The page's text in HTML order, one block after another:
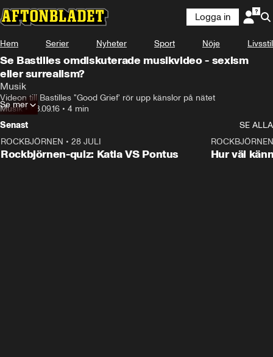
Logga in
Hem Serier Nyheter Sport Nöje Livsstil
Se Bastilles omdiskuterade musikvideo - sexism
eller surrealism?
Musik
Videon till Bastilles "Good Grief' rör upp känslor på nätet
Musik• 03.09.16 • 4 min
Se mer
Senast
SE ALLA
ROCKBJÖRNEN • 28 JULI
Rockbjörnen-quiz: Katia VS Pontus
ROCKBJÖRNEN
Hur väl